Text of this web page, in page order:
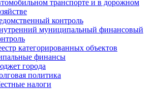
транспорте и в дорожном
контроль
муниципальный финансовый
категорированных объектов
финансы
города
политика
налоги